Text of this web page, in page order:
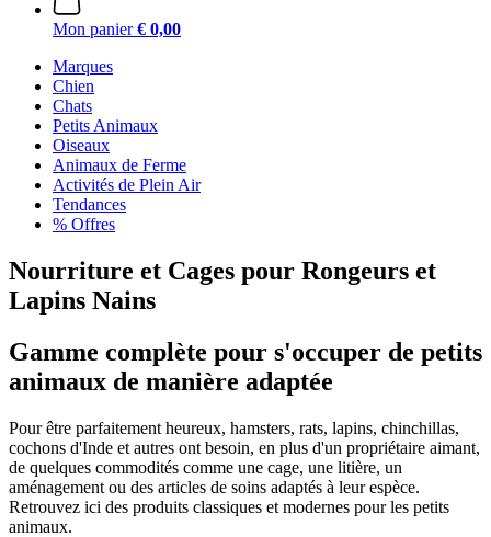
Mon panier € 0,00
Marques
Chien
Chats
Petits Animaux
Oiseaux
Animaux de Ferme
Activités de Plein Air
Tendances
% Offres
Nourriture et Cages pour Rongeurs et
Lapins Nains
Gamme complète pour s'occuper de petits
animaux de manière adaptée
Pour être parfaitement heureux, hamsters, rats, lapins, chinchillas,
cochons d'Inde et autres ont besoin, en plus d'un propriétaire aimant,
de quelques commodités comme une cage, une litière, un
aménagement ou des articles de soins adaptés à leur espèce.
Retrouvez ici des produits classiques et modernes pour les petits
animaux.